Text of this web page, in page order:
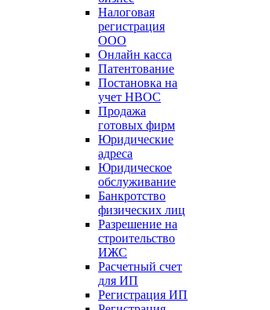
Налоговая
регистрация
ООО
Онлайн касса
Патентование
Постановка на
учет НВОС
Продажа
готовых фирм
Юридические
адреса
Юридическое
обслуживание
Банкротство
физических лиц
Разрешение на
строительство
ИЖС
Расчетный счет
для ИП
Регистрация ИП